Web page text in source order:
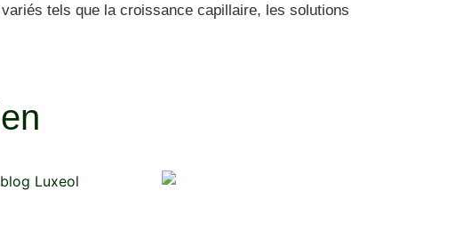
tels que la croissance capillaire, les solutions